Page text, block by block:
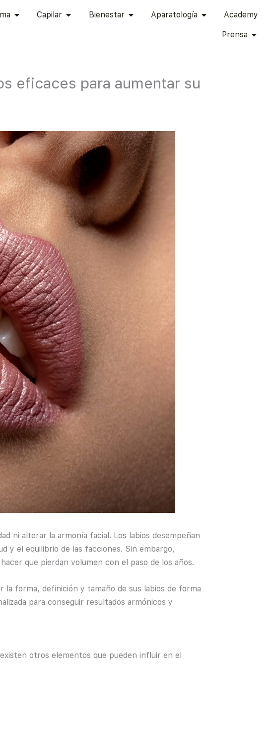
ABRIR ESTÉTICA ÍNTIMA
Capilar ABRIR CAPILAR
Bienestar ABRIR BIENESTAR
Aparatología ABRIRAcademy
Prensa
eficaces para aumentar su
ni alterar la armonía facial. Los labios desempeñan
y el equilibrio de las facciones. Sin embargo,
que pierdan volumen con el paso de los años.
la forma, definición y tamaño de sus labios de forma
para conseguir resultados armónicos y
otros elementos que pueden influir en el